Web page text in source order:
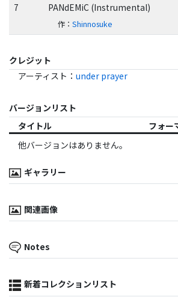
7 PANdEMiC (Instrumental)
作 ：Shinnosuke
クレジット
アーティスト ： under prayer
バージョンリスト
タイトル
フォー
他バージョンはありません。
ギャラリー
関連画像
Notes
新着コレクションリスト